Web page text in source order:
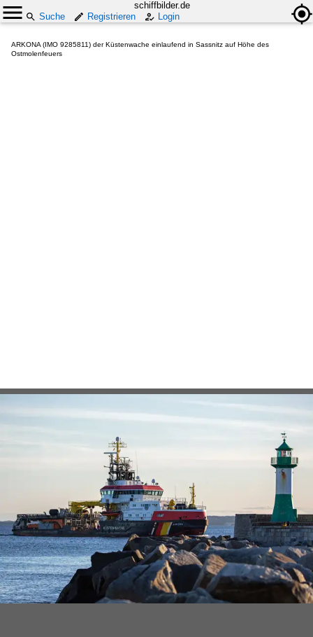
schiffbilder.de
Suche
Registrieren Login
ARKONA (IMO 9285811) der Küstenwache einlaufend in Sassnitz auf Höhe des
Ostmolenfeuers